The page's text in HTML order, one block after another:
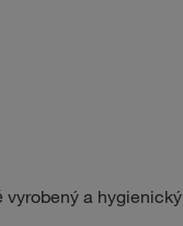
vyrobený a hygienický